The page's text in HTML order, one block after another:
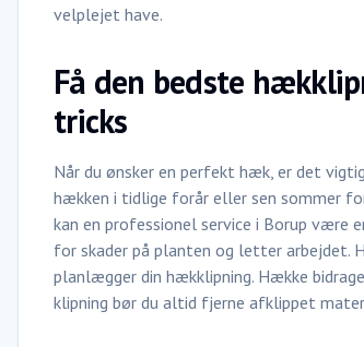
velplejet have.
Få den bedste
tricks
Når du ønsker en perfekt hæk, er det
hækken i tidlige forår eller sen sommer
kan en professionel service i Borup være
for skader på planten og letter arbejdet.
planlægger din hækklipning. Hække
klipning bør du altid fjerne afklippet